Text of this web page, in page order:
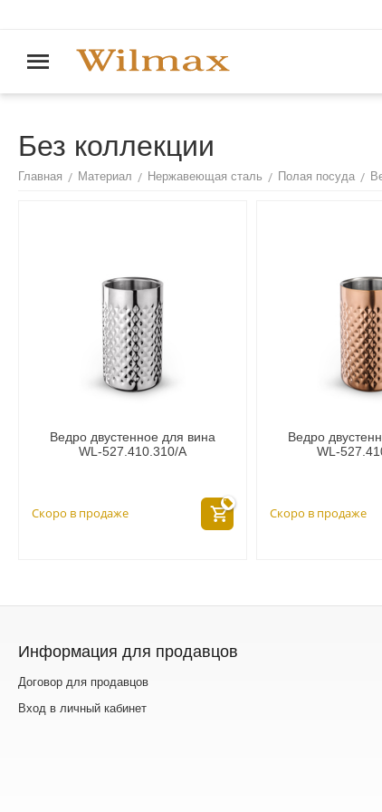
Без коллекции
Главная / Материал / Нержавеющая сталь / Полая посуда /
Ведро двустенное для вина
WL‑527.410.310/A
Скоро в продаже
Ведро
Скоро в продаже
Информация для продавцов
Договор для продавцов
Вход в личный кабинет